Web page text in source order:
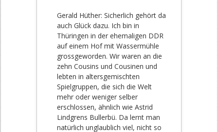
Gerald Hüther: Sicherlich gehört da
auch Glück dazu. Ich bin in
Thüringen in der ehemaligen DDR
auf einem Hof mit Wassermühle
grossgeworden. Wir waren an die
zehn Cousins und Cousinen und
lebten in altersgemischten
Spielgruppen, die sich die Welt
mehr oder weniger selber
erschlossen, ähnlich wie Astrid
Lindgrens Bullerbü. Da lernt man
natürlich unglaublich viel, nicht so